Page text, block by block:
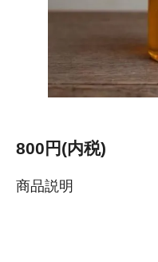
800円(内税)
商品説明